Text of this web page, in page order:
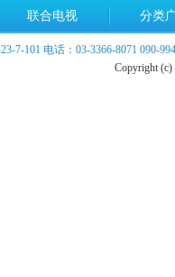
联合电视 分类
7-101 电话：03-3366-8071 090-
Copyright (c)